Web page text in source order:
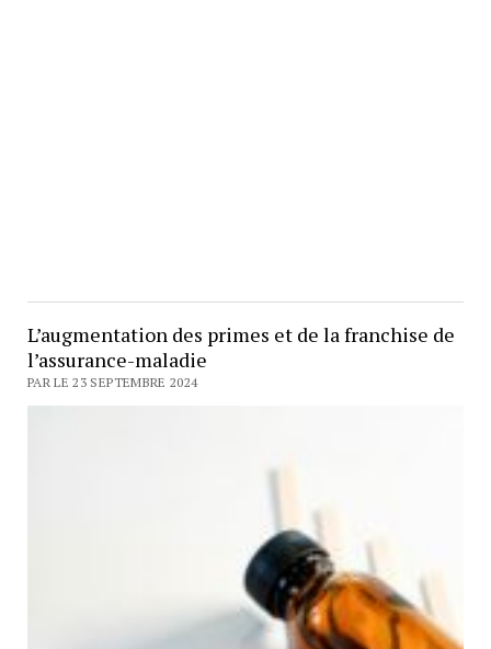
L’augmentation des primes et de la franchise de
l’assurance-maladie
PAR LE 23 SEPTEMBRE 2024